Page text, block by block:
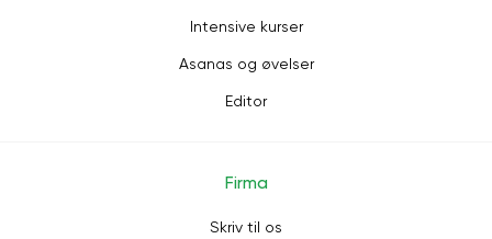
Intensive kurser
Asanas og øvelser
Editor
Firma
Skriv til os